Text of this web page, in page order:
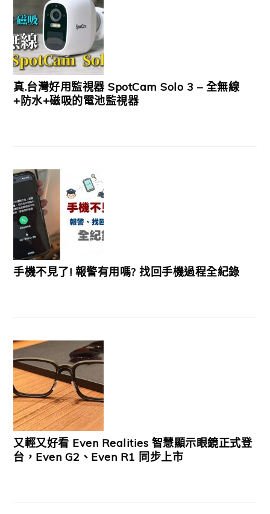
真.台灣好用監視器 SpotCam Solo 3 – 全無線
+防水+磁吸的電池監視器
手機不見了! 報警有用嗎? 找回手機過程全紀錄
又輕又好看 Even Realities 智慧顯示眼鏡正式登
台，Even G2、Even R1 同步上市